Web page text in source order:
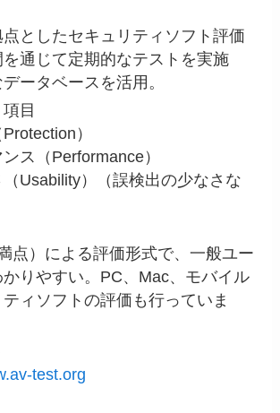
点としたセキュリティソフト評価
通じて定期的なテストを実施
ータベースを活用。
目
）
ス（Performance）
Usability）（誤検出の少なさな
点）による評価形式で、一般ユー
りやすい。PC、Mac、モバイル
ィソフトの評価も行っていま
test.org